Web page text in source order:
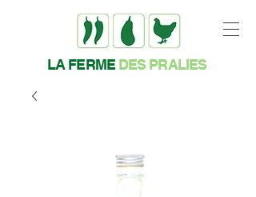
LA FERMEDES PRALIES